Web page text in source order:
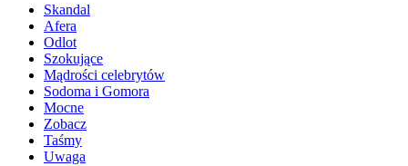
Skandal
Afera
Odlot
Szokujące
Mądrości celebrytów
Sodoma i Gomora
Mocne
Zobacz
Taśmy
Uwaga